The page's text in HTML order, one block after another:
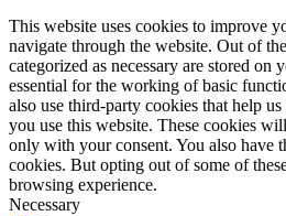
This website uses cookies to improve
navigate through the website. Out of
categorized as necessary are stored on
essential for the working of basic
also use third-party cookies that help
you use this website. These cookies
only with your consent. You also have
cookies. But opting out of some of
browsing experience.
Necessary